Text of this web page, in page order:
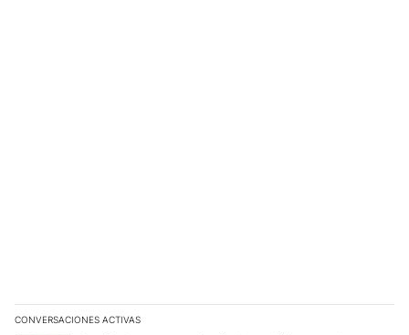
CONVERSACIONES ACTIVAS